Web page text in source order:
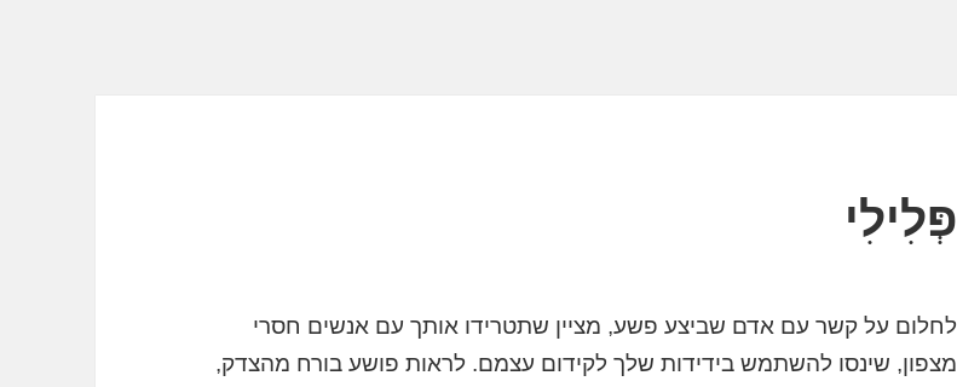
פְּלִילִי
לחלום על קשר עם אדם שביצע פשע, מציין שתטרידו אותך עם אנשים חסרי
מצפון, שינסו להשתמש בידידות שלך לקידום עצמם. לראות פושע בורח מהצדק,